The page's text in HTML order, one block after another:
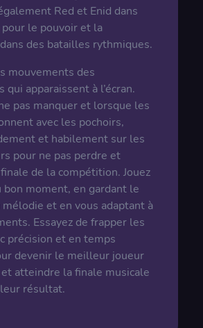
Red et Enid dans
le pouvoir et la
des batailles rythmiques.
mouvements des
qui apparaissent à l’écran.
pas manquer et lorsque les
avec les pochoirs,
et habilement sur les
pour ne pas perdre et
de la compétition. Jouez
bon moment, en gardant le
et en vous adaptant à
Essayez de frapper les
précision et en temps
devenir le meilleur joueur
atteindre la finale musicale
résultat.